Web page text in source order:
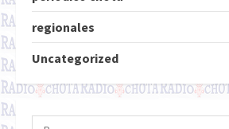
regionales
Uncategorized
Buscar: